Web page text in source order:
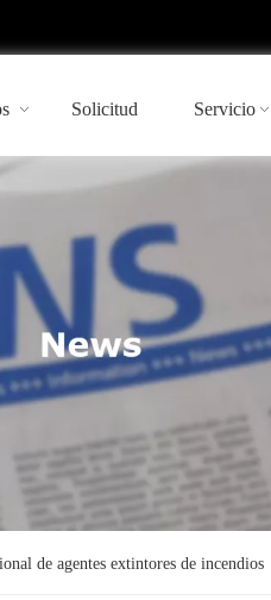
Solicitud Servicio
de agentes extintores de incendios